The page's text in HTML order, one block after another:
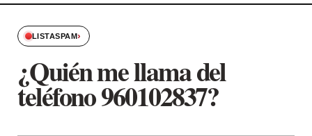
LISTASPAM›
¿Quién me llama del
teléfono 960102837?